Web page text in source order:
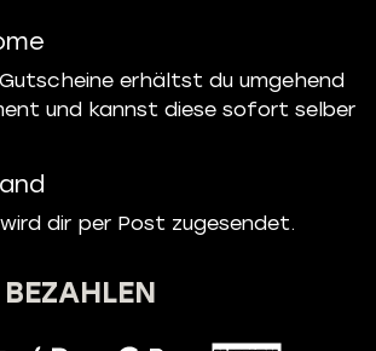
erhältst du umgehend
und kannst diese sofort selber
dir per Post zugesendet.